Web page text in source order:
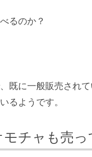
るのか？
既に一般販売され
るようです。
チャも売っ